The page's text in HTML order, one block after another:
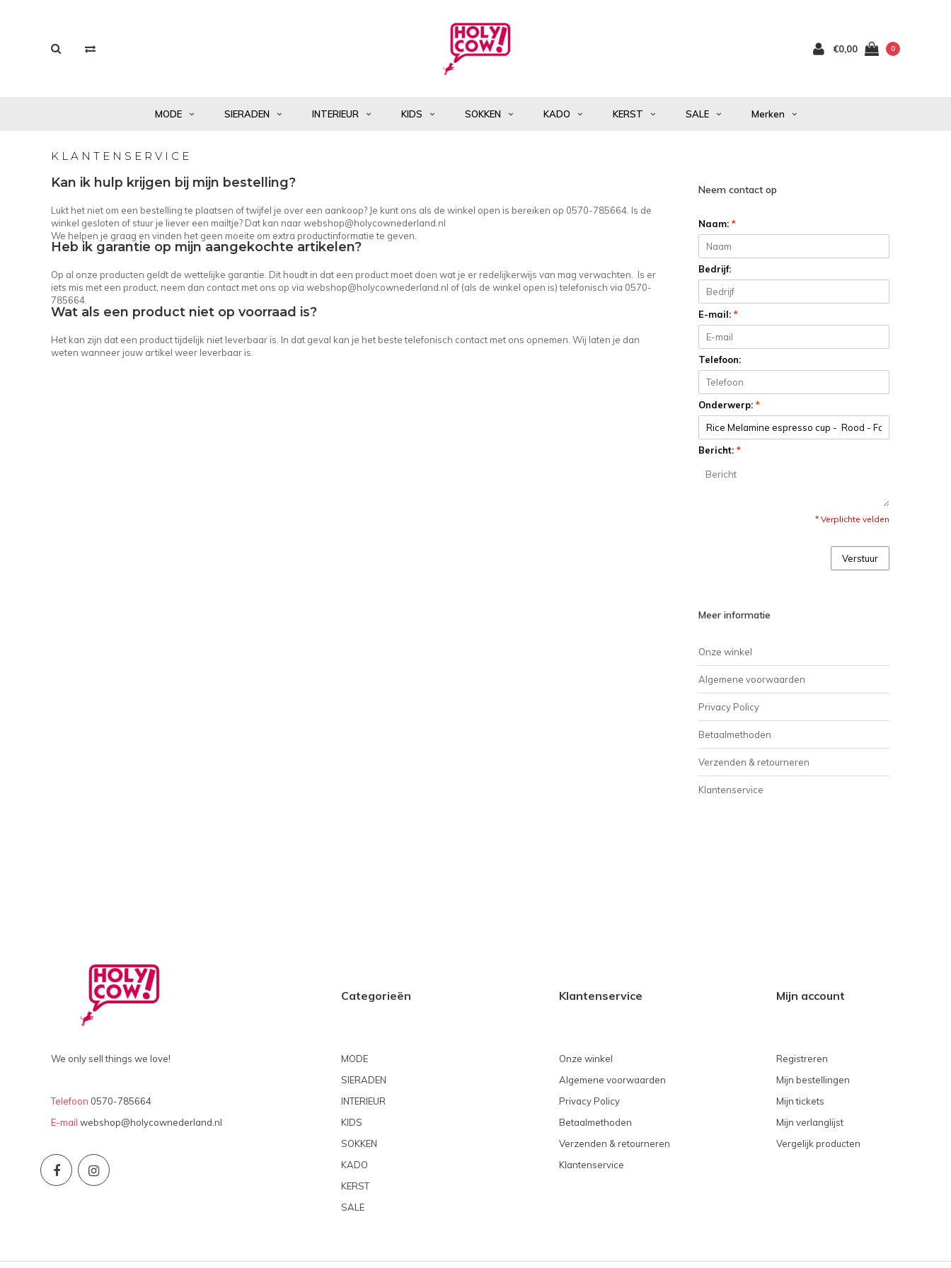
€0,00 0
MODE SIERADEN INTERIEUR KIDS SOKKEN KADO KERST SALE Merken
KLANTENSERVICE
Kan ik hulp krijgen bij mijn bestelling?
Lukt het niet om een bestelling te plaatsen of twijfel je over een aankoop? Je kunt ons als de winkel open is bereiken op 0570-785664. Is de
winkel gesloten of stuur je liever een mailtje? Dat kan naarwebshop@holycownederland.nl
We helpen je graag en vinden het geen moeite om extra productinformatie te geven.
Heb ik garantie op mijn aangekochte artikelen?
Op al onze producten geldt de wettelijke garantie. Dit houdt in dat een product moet doen wat je er redelijkerwijs van mag verwachten. Is er
iets mis met een product, neem dan contact met ons op via webshop@holycownederland.nl of (als de winkel open is) telefonisch via 0570-
785664.
Wat als een product niet op voorraad is?
Het kan zijn dat een product tijdelijk niet leverbaar is. In dat geval kan je het beste telefonisch contact met ons opnemen. Wij laten je dan
weten wanneer jouw artikel weer leverbaar is.
Neem contact op
Naam: *
Bedrijf:
E-mail: *
Telefoon:
Onderwerp: *
Bericht: *
* Verplichte velden
Verstuur
Meer informatie
Onze winkel
Algemene voorwaarden
Privacy Policy
Betaalmethoden
Verzenden & retourneren
Klantenservice
We only sell things we love!
Telefoon 0570-785664
E-mail webshop@holycownederland.nl
Categorieën
MODE
SIERADEN
INTERIEUR
KIDS
SOKKEN
KADO
KERST
SALE
Klantenservice
Onze winkel
Algemene voorwaarden
Privacy Policy
Betaalmethoden
Verzenden & retourneren
Klantenservice
Mijn account
Registreren
Mijn bestellingen
Mijn tickets
Mijn verlanglijst
Vergelijk producten